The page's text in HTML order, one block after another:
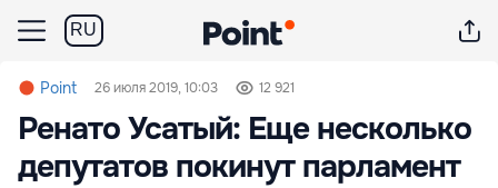
RU
Point 26 июля 2019, 10:03 12 921
Ренато Усатый: Еще несколько
депутатов покинут парламент